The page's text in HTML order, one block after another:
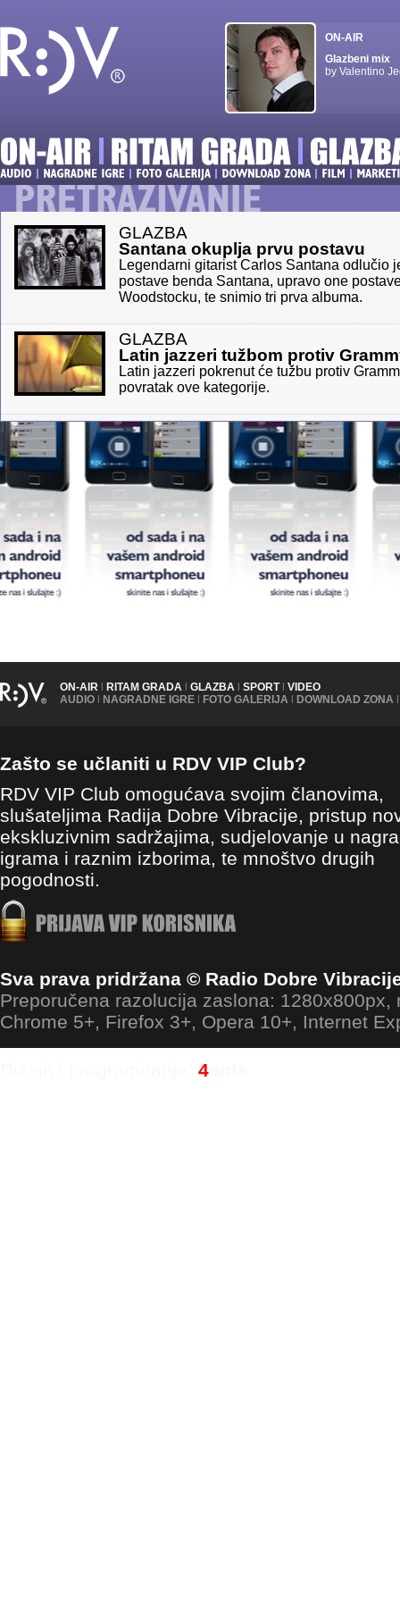
ON-AIR
Glazbeni mix
by Valentino
GLAZBA
Santana okuplja prvu postavu
Legendarni gitarist Carlos Santana odlučio
postave benda Santana, upravo one
Woodstocku, te snimio tri prva albuma.
GLAZBA
Latin jazzeri tužbom protiv
Latin jazzeri pokrenut će tužbu protiv
povratak ove kategorije.
ON-AIR | RITAM GRADA | GLAZBA | SPORT | VIDEO
AUDIO | NAGRADNE IGRE | FOTO GALERIJA | DOWNLOAD ZONA |
Zašto se učlaniti u RDV VIP Club?
RDV VIP Club omogućava svojim članovima,
slušateljima Radija Dobre Vibracije, pristup
ekskluzivnim sadržajima, sudjelovanje u
igrama i raznim izborima, te mnoštvo drugih
pogodnosti.
Sva prava pridržana © Radio Dobre
Preporučena razolucija zaslona: 1280x800px,
Chrome 5+, Firefox 3+, Opera 10+, Internet
4